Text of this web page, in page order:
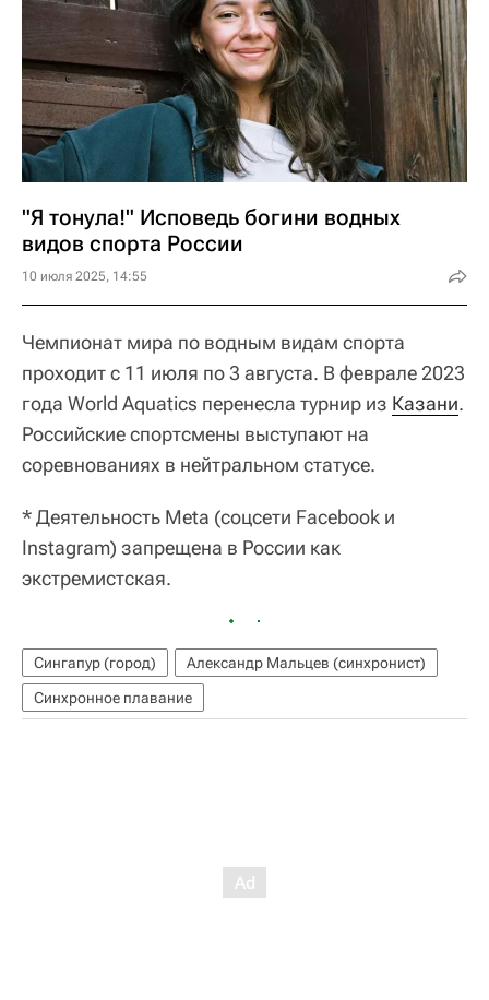
"Я тонула!" Исповедь богини водных
видов спорта России
10 июля 2025, 14:55
Чемпионат мира по водным видам спорта
проходит с 11 июля по 3 августа. В феврале 2023
года World Aquatics перенесла турнир из Казани.
Российские спортсмены выступают на
соревнованиях в нейтральном статусе.
* Деятельность Meta (соцсети Facebook и
Instagram) запрещена в России как
экстремистская.
Сингапур (город)
Александр Мальцев (синхронист)
Синхронное плавание